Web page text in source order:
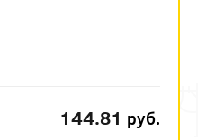
144.81 руб.